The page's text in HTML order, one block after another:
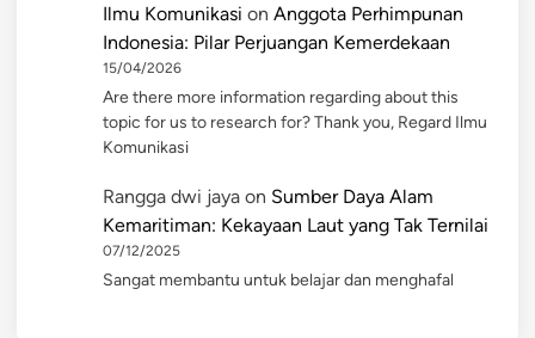
Ilmu Komunikasi on Anggota Perhimpunan
Indonesia: Pilar Perjuangan Kemerdekaan
15/04/2026
Are there more information regarding about this
topic for us to research for? Thank you, Regard Ilmu
Komunikasi
Rangga dwi jaya on Sumber Daya Alam
Kemaritiman: Kekayaan Laut yang Tak Ternilai
07/12/2025
Sangat membantu untuk belajar dan menghafal